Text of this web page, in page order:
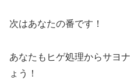
次はあなたの番です！
あなたもヒゲ処理からサヨ
ょう！